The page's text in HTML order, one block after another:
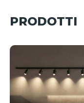
PRODOTTI